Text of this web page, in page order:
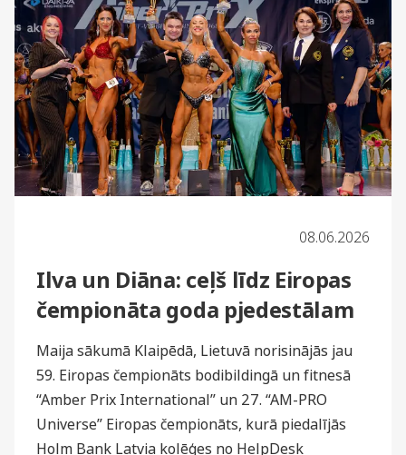
08.06.2026
Ilva un Diāna: ceļš līdz Eiropas
čempionāta goda pjedestālam
Maija sākumā Klaipēdā, Lietuvā norisinājās jau
59. Eiropas čempionāts bodibildingā un fitnesā
“Amber Prix International” un 27. “AM-PRO
Universe” Eiropas čempionāts, kurā piedalījās
Holm Bank Latvia kolēģes no HelpDesk